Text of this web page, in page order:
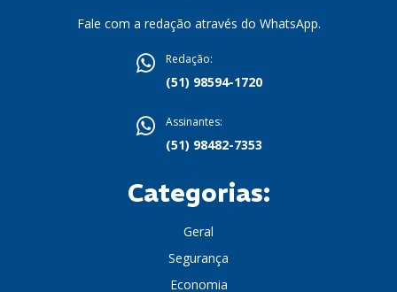
Fale com a redação através do WhatsApp.
Redação:
(51) 98594-1720
Assinantes:
(51) 98482-7353
Categorias:
Geral
Segurança
Economia